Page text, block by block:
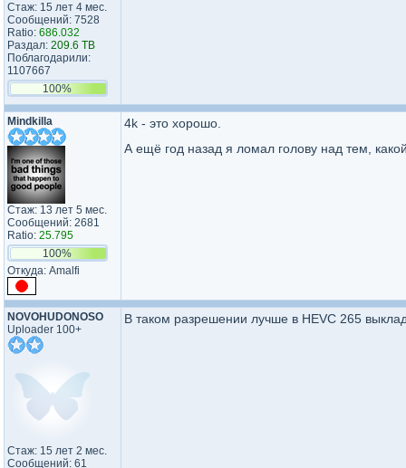
Стаж: 15 лет 4 мес.
Сообщений: 7528
Ratio: 686.032
Раздал: 209.6 TB
Поблагодарили:
1107667
100%
Mindkilla
Стаж: 13 лет 5 мес.
Сообщений: 2681
Ratio: 25.795
100%
Откуда: Amalfi
4k - это хорошо.
А ещё год назад я ломал голову над тем,
NOVOHUDONOSO
Uploader 100+
Стаж: 15 лет 2 мес.
Сообщений: 61
В таком разрешении лучше в HEVC 265